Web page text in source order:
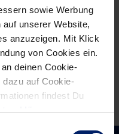
sowie Werbung
unserer Website,
anzuzeigen. Mit Klick
von Cookies ein.
deinen Cookie-
auf Cookie-
findest Du
.
wie
aus
dem
Lehrbuch
(RNZ)